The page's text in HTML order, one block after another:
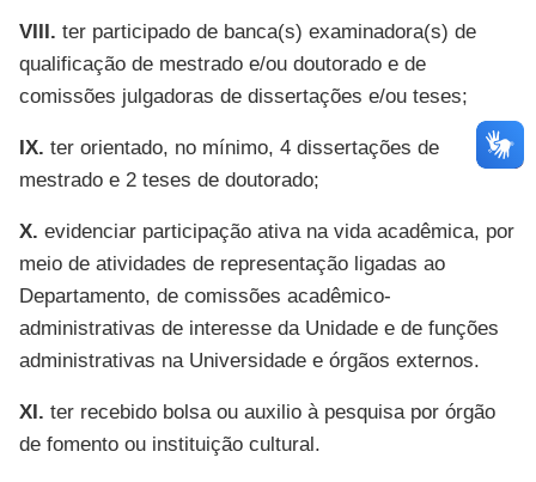
VIII. ter participado de banca(s) examinadora(s) de
qualificação de mestrado e/ou doutorado e de
comissões julgadoras de dissertações e/ou teses;
IX. ter orientado, no mínimo, 4 dissertações de
mestrado e 2 teses de doutorado;
X. evidenciar participação ativa na vida acadêmica, por
meio de atividades de representação ligadas ao
Departamento, de comissões acadêmico-
administrativas de interesse da Unidade e de funções
administrativas na Universidade e órgãos externos.
XI. ter recebido bolsa ou auxilio à pesquisa por órgão
de fomento ou instituição cultural.